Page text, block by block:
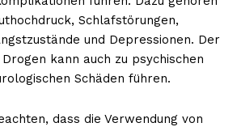
Schlafstörungen,
und Depressionen. Der
kann auch zu psychischen
Schäden führen.
dass die Verwendung von